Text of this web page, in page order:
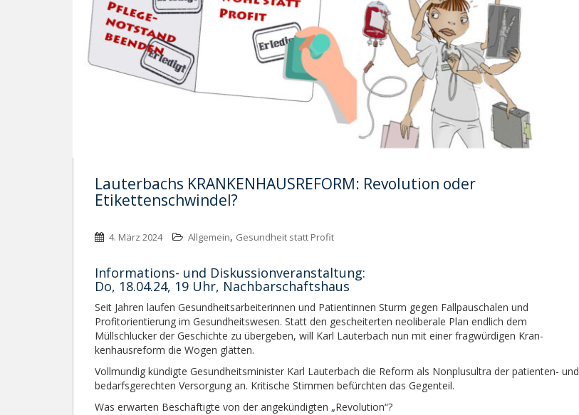
Lauterbachs KRANKENHAUSREFORM: Revolution oder
Etikettenschwindel?
4. März 2024 Allgemein, Gesundheit statt Profit
Informations- und Diskussionveranstaltung:
Do, 18.04.24, 19 Uhr, Nachbarschaftshaus
Seit Jahren laufen Gesundheitsarbeiterinnen und Patientinnen Sturm gegen Fallpauschalen und
Profitorientierung im Gesundheitswesen. Statt den gescheiterten neoliberale Plan endlich dem
Müllschlucker der Geschichte zu übergeben, will Karl Lauterbach nun mit einer fragwürdigen Kran­
kenhausreform die Wogen glätten.
Vollmundig kündigte Gesundheitsminister Karl Lauterbach die Reform als Nonplusultra der patienten- und
bedarfsgerechten Versorgung an. Kritische Stimmen befürchten das Gegenteil.
Was erwarten Beschäftigte von der angekündigten „Revolution“?